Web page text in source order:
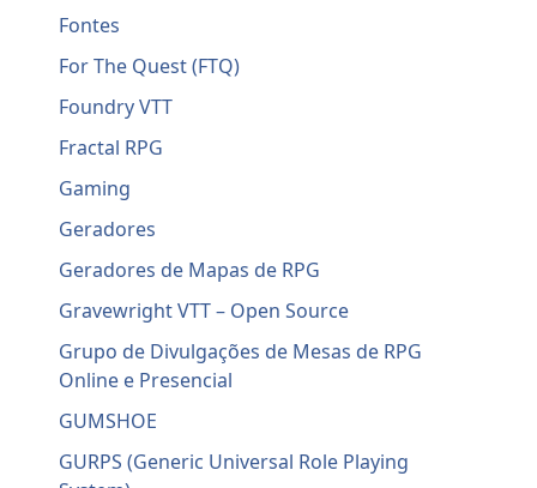
Fontes
For The Quest (FTQ)
Foundry VTT
Fractal RPG
Gaming
Geradores
Geradores de Mapas de RPG
Gravewright VTT – Open Source
Grupo de Divulgações de Mesas de RPG
Online e Presencial
GUMSHOE
GURPS (Generic Universal Role Playing